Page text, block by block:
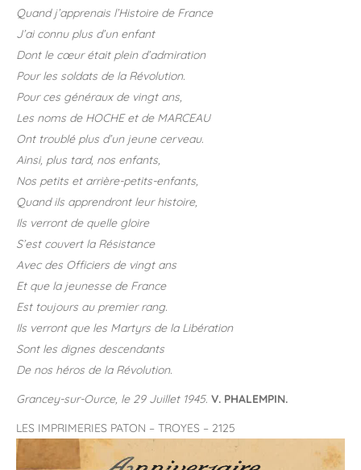
Quand j’apprenais l’Histoire de France
J’ai connu plus d’un enfant
Dont le cœur était plein d’admiration
Pour les soldats de la Révolution.
Pour ces généraux de vingt ans,
Les noms de HOCHE et de MARCEAU
Ont troublé plus d’un jeune cerveau.
Ainsi, plus tard, nos enfants,
Nos petits et arrière-petits-enfants,
Quand ils apprendront leur histoire,
Ils verront de quelle gloire
S’est couvert la Résistance
Avec des Officiers de vingt ans
Et que la jeunesse de France
Est toujours au premier rang.
Ils verront que les Martyrs de la Libération
Sont les dignes descendants
De nos héros de la Révolution.
Grancey-sur-Ource, le 29 Juillet 1945. V. PHALEMPIN.
LES IMPRIMERIES PATON – TROYES – 2125